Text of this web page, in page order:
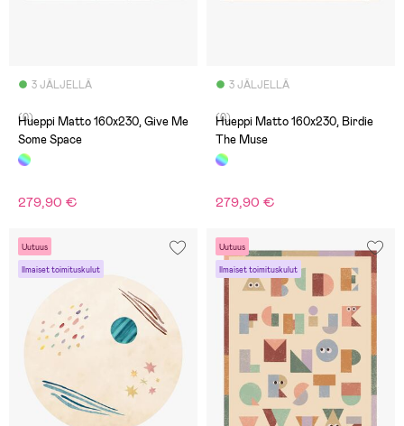
3 JÄLJELLÄ
(0)
Hueppi Matto 160x230, Give Me
Some Space
279,90 €
3 JÄLJELLÄ
(0)
Hueppi Matto 160x230, Birdie
The Muse
279,90 €
Uutuus
Ilmaiset toimituskulut
Uutuus
Ilmaiset toimituskulut